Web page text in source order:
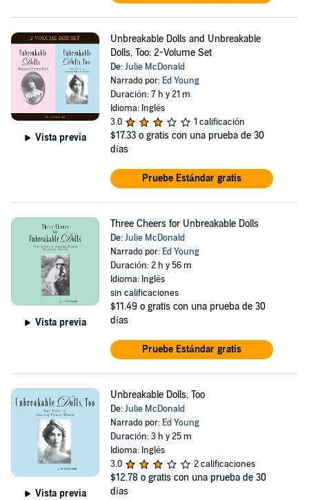
Vista previa
Unbreakable Dolls and Unbreakable
Dolls, Too: 2-Volume Set
De:Julie McDonald
Narrado por: Ed Young
Duración: 7 h y 21 m
Idioma: Inglés
3.0
1 calificación
$17.33 o gratis con una prueba de 30
días
Pruebe Estándar gratis
Vista previa
Three Cheers for Unbreakable Dolls
De:Julie McDonald
Narrado por: Ed Young
Duración: 2 h y 56 m
Idioma: Inglés
sin calificaciones
$11.49 o gratis con una prueba de 30
días
Pruebe Estándar gratis
Vista previa
Unbreakable Dolls, Too
De:Julie McDonald
Narrado por: Ed Young
Duración: 3 h y 25 m
Idioma: Inglés
3.0
2 calificaciones
$12.78 o gratis con una prueba de 30
días